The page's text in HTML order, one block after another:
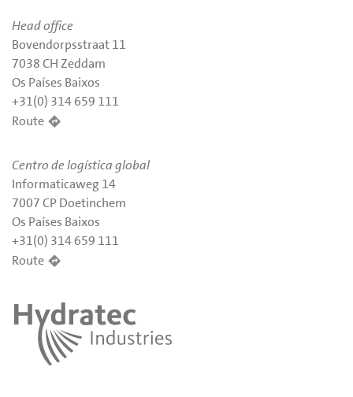
Head office
Bovendorpsstraat 11
7038 CH Zeddam
Os Países Baixos
+31(0) 314 659 111
Route
Centro de logística global
Informaticaweg 14
7007 CP Doetinchem
Os Países Baixos
+31(0) 314 659 111
Route